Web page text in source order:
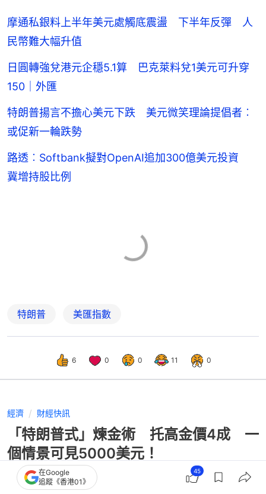
摩通私銀料上半年美元處觸底震盪 下半年反彈 人
民幣難大幅升值
日圓轉強兌港元企穩5.1算 巴克萊料兌1美元可升穿
150｜外匯
特朗普揚言不擔心美元下跌 美元微笑理論提倡者︰
或促新一輪跌勢
路透︰Softbank擬對OpenAI追加300億美元投資
冀增持股比例
特朗普 美匯指數
6 0 0 11 0
經濟 財經快訊
「特朗普式」煉金術 托高金價4成 一
個情景可見5000美元！
在Google
追蹤《香港01》
45